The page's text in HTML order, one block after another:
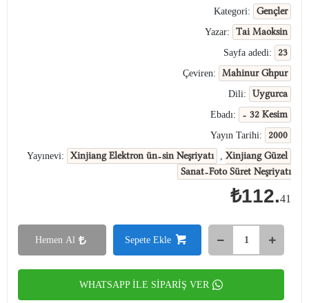
Kategori:
Gençler
Yazar: Tai Maoksin
Sayfa adedi: 23
Çeviren: Mahinur Ghpur
Dili: Uygurca
Ebadı: - 32 Kesim
Yayın Tarihi: 2000
Yayınevi: Xinjiang Elektron ün-sin Neşriyatı , Xinjiang Güzel
Sanat-Foto Süret Neşriyatı
₺112.41
Sepete Ekle
Hemen Al
WHATSAPP İLE SİPARİŞ VER